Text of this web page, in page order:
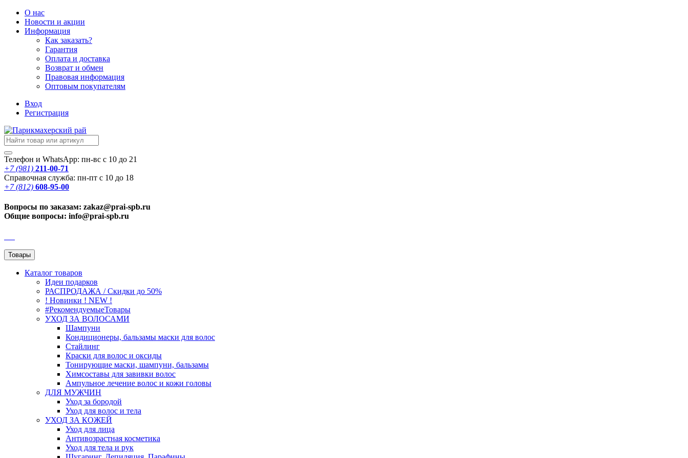
О нас
Новости и акции
Информация
Как заказать?
Гарантия
Оплата и доставка
Возврат и обмен
Правовая информация
Оптовым покупателям
Вход
Регистрация
Телефон и WhatsApp: пн-вс с 10 до 21
+7 (981) 211-00-71
Справочная служба: пн-пт с 10 до 18
+7 (812) 608-95-00
Вопросы по заказам: zakaz@prai-spb.ru
Общие вопросы: info@prai-spb.ru
Товары
Каталог товаров
Идеи подарков
РАСПРОДАЖА / Скидки до 50%
! Новинки ! NEW !
#РекомендуемыеТовары
УХОД ЗА ВОЛОСАМИ
Шампуни
Кондиционеры, бальзамы маски для волос
Стайлинг
Краски для волос и оксиды
Тонирующие маски, шампуни, бальзамы
Химсоставы для завивки волос
Ампульное лечение волос и кожи головы
ДЛЯ МУЖЧИН
Уход за бородой
Уход для волос и тела
УХОД ЗА КОЖЕЙ
Уход для лица
Антивозрастная косметика
Уход для тела и рук